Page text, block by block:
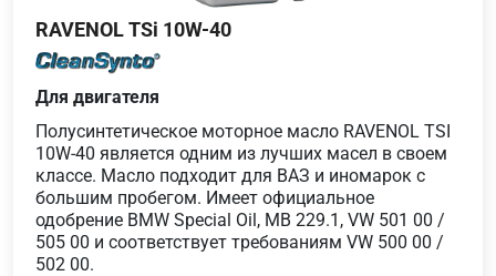
RAVENOL TSi 10W-40
Для двигателя
Полусинтетическое моторное масло RAVENOL TSI
10W-40 является одним из лучших масел в своем
классе. Масло подходит для ВАЗ и иномарок с
большим пробегом. Имеет официальное
одобрение BMW Special Oil, MB 229.1, VW 501 00 /
505 00 и соответствует требованиям VW 500 00 /
502 00.